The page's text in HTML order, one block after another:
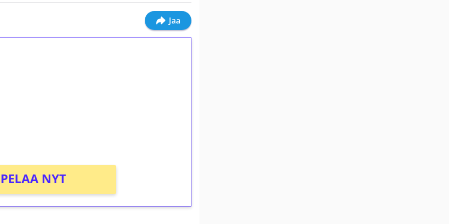
Jaa
PELAA NYT